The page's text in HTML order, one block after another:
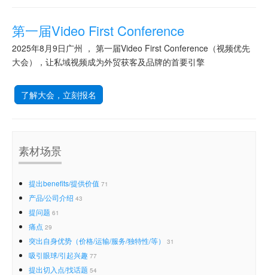
第一届Video First Conference
2025年8月9日广州 ， 第一届Video First Conference（视频优先
大会），让私域视频成为外贸获客及品牌的首要引擎
了解大会，立刻报名
素材场景
提出benefits/提供价值 71
产品/公司介绍 43
提问题 61
痛点 29
突出自身优势（价格/运输/服务/独特性/等） 31
吸引眼球/引起兴趣 77
提出切入点/找话题 54